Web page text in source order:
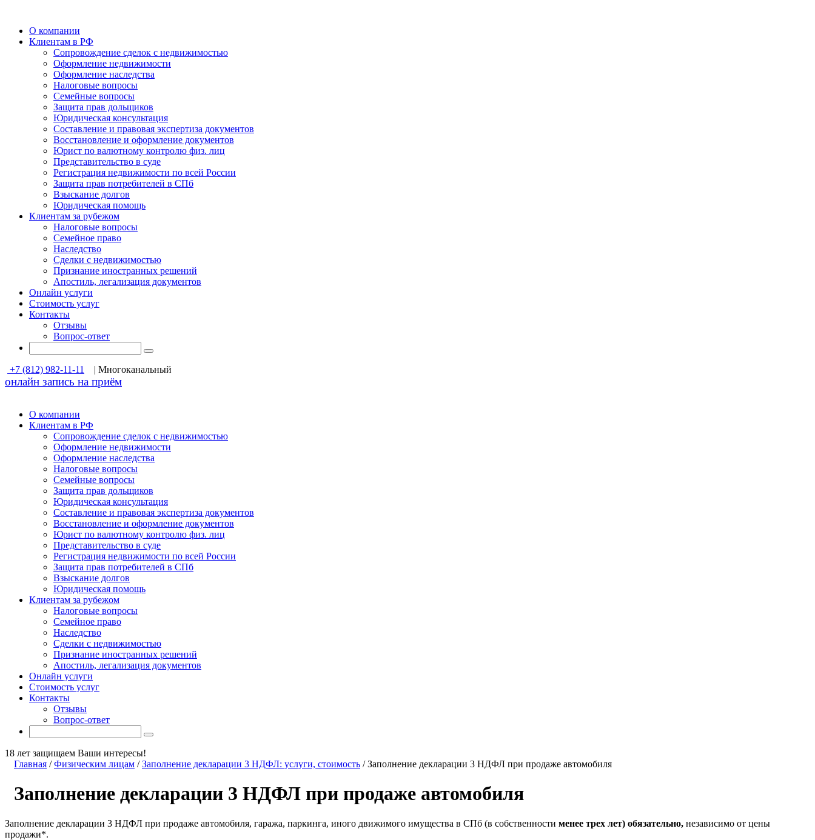
О компании
Клиентам в РФ
Cопровождение сделок с недвижимостью
Оформление недвижимости
Оформление наследства
Налоговые вопросы
Семейные вопросы
Защита прав дольщиков
Юридическая консультация
Составление и правовая экспертиза документов
Восстановление и оформление документов
Юрист по валютному контролю физ. лиц
Представительство в суде
Регистрация недвижимости по всей России
Защита прав потребителей в СПб
Взыскание долгов
Юридическая помощь
Клиентам за рубежом
Налоговые вопросы
Семейное право
Наследство
Сделки с недвижимостью
Признание иностранных решений
Апостиль, легализация документов
Онлайн услуги
Стоимость услуг
Контакты
Отзывы
Вопрос-ответ
+7 (812) 982-11-11 | Многоканальный
онлайн запись на приём
О компании
Клиентам в РФ
Cопровождение сделок с недвижимостью
Оформление недвижимости
Оформление наследства
Налоговые вопросы
Семейные вопросы
Защита прав дольщиков
Юридическая консультация
Составление и правовая экспертиза документов
Восстановление и оформление документов
Юрист по валютному контролю физ. лиц
Представительство в суде
Регистрация недвижимости по всей России
Защита прав потребителей в СПб
Взыскание долгов
Юридическая помощь
Клиентам за рубежом
Налоговые вопросы
Семейное право
Наследство
Сделки с недвижимостью
Признание иностранных решений
Апостиль, легализация документов
Онлайн услуги
Стоимость услуг
Контакты
Отзывы
Вопрос-ответ
18 лет защищаем Ваши интересы!
Главная /Физическим лицам /Заполнение декларации 3 НДФЛ: услуги, стоимость /Заполнение декларации 3 НДФЛ при продаже автомобиля
Заполнение декларации 3 НДФЛ при продаже автомобиля
Заполнение декларации 3 НДФЛ при продаже автомобиля, гаража, паркинга, иного движимого имущества в СПб (в собственности менее трех лет) обязательно, независимо от цены
продажи*.